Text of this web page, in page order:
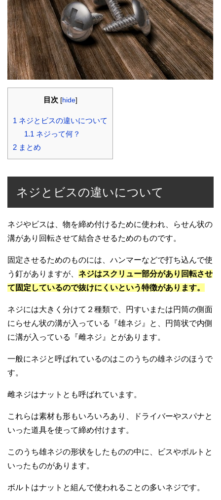
目次 [hide]
1 ネジとビスの違いについて
1.1 ネジって何？
2 まとめ
ネジとビスの違いについて
ネジやビスは、物を締め付けるために使われ、らせん状の
溝があり回転させて結合させるためのものです。
固定させるためのものには、ハンマーなどで打ち込んで使
う釘がありますが、 ネジはスクリュー部分があり回転させ
て固定しているので抜けにくいという特徴があります。
ネジには大きく分けて２種類で、円すいまたは円筒の側面
にらせん状の溝が入っている『雄ネジ』と、円筒状で内側
に溝が入っている『雌ネジ』とがあります。
一般にネジと呼ばれているのはこのうちの雄ネジのほうで
す。
雌ネジはナットとも呼ばれています。
これらは素材も形もいろいろあり、ドライバーやスパナと
いった道具を使って締め付けます。
このうち雄ネジの形状をしたものの中に、ビスやボルトと
いったものがあります。
ボルトはナットと組んで使われることの多いネジです。